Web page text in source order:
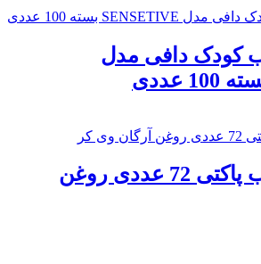
کودک دافی مدل
دستمال مرطوب پاکتی 72 عددی روغن